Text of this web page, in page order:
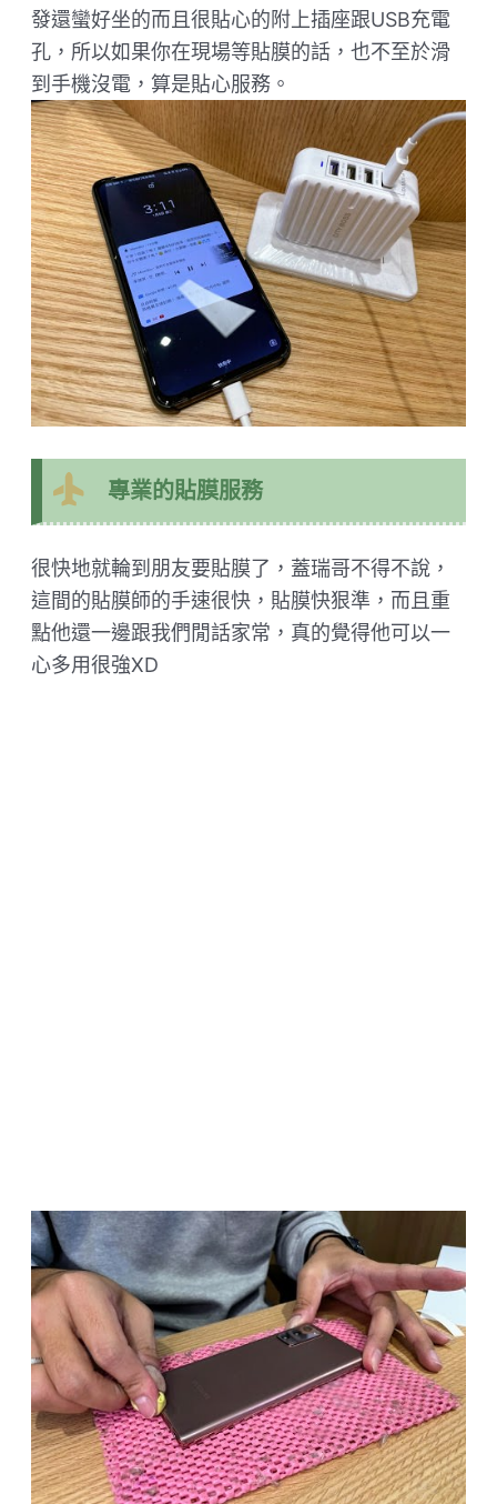
發還蠻好坐的而且很貼心的附上插座跟USB充電
孔，所以如果你在現場等貼膜的話，也不至於滑
到手機沒電，算是貼心服務。
專業的貼膜服務
很快地就輪到朋友要貼膜了，蓋瑞哥不得不說，
這間的貼膜師的手速很快，貼膜快狠準，而且重
點他還一邊跟我們閒話家常，真的覺得他可以一
心多用很強XD